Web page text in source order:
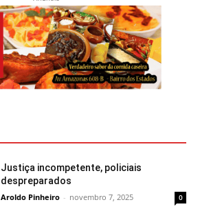
Justiça incompetente, policiais
despreparados
Aroldo Pinheiro - novembro 7, 2025 0